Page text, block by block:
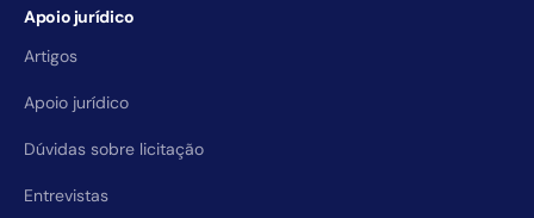
Apoio jurídico
Artigos
Apoio jurídico
Dúvidas sobre licitação
Entrevistas